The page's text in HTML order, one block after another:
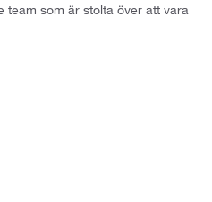
team som är stolta över att vara